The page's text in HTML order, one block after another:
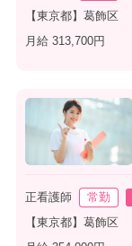
【東京都】葛飾区
月給 313,700円
正看護師 常勤
【東京都】葛飾区